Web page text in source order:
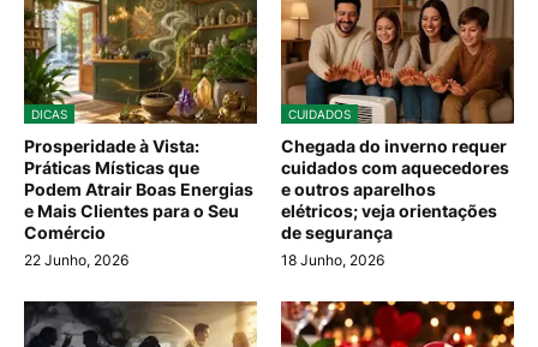
DICAS
Prosperidade à Vista:
Práticas Místicas que
Podem Atrair Boas Energias
e Mais Clientes para o Seu
Comércio
22 Junho, 2026
CUIDADOS
Chegada do inverno requer
cuidados com aquecedores
e outros aparelhos
elétricos; veja orientações
de segurança
18 Junho, 2026